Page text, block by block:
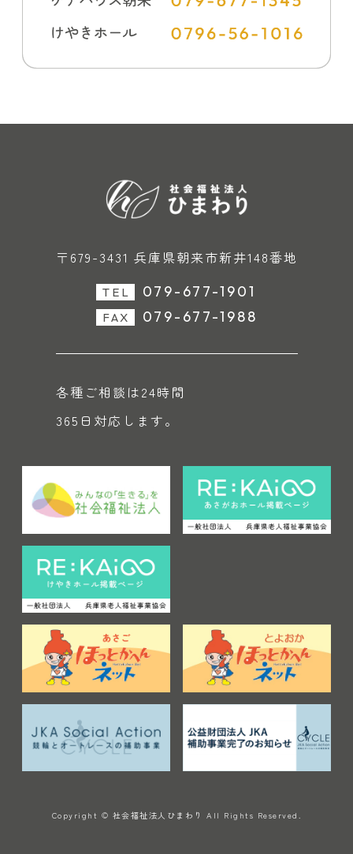
〒679-3431 兵庫県朝来市新井148番地
TEL 079-677-1901
FAX 079-677-1988
各種ご相談は24時間
365日対応します。
Copyright © 社会福祉法人ひまわり All Rights Reserved.